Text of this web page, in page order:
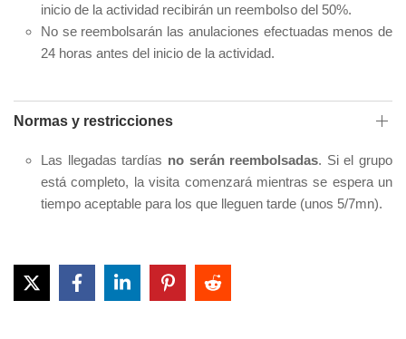
inicio de la actividad recibirán un reembolso del 50%.
No se reembolsarán las anulaciones efectuadas menos de
24 horas antes del inicio de la actividad.
Normas y restricciones
Las llegadas tardías no serán reembolsadas. Si el grupo
está completo, la visita comenzará mientras se espera un
tiempo aceptable para los que lleguen tarde (unos 5/7mn).